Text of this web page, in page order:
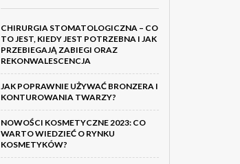
CHIRURGIA STOMATOLOGICZNA – CO
TO JEST, KIEDY JEST POTRZEBNA I JAK
PRZEBIEGAJĄ ZABIEGI ORAZ
REKONWALESCENCJA
JAK POPRAWNIE UŻYWAĆ BRONZERA I
KONTUROWANIA TWARZY?
NOWOŚCI KOSMETYCZNE 2023: CO
WARTO WIEDZIEĆ O RYNKU
KOSMETYKÓW?